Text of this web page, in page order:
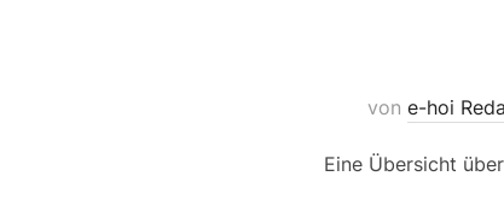
von e-hoi
Eine Übersicht